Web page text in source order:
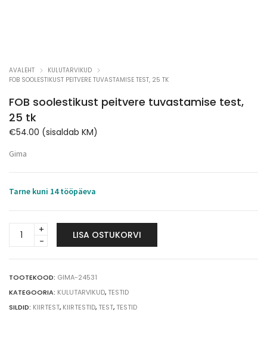
AVALEHT
KULUTARVIKUD
FOB SOOLESTIKUST PEITVERE TUVASTAMISE TEST, 25 TK
FOB soolestikust peitvere tuvastamise test,
25 tk
€54.00 (sisaldab KM)
Gima
Tarne kuni 14 tööpäeva
FOB
soolestikust
test,
25
tk
LISA OSTUKORVI
TOOTEKOOD: GIMA-24531
KATEGOORIA: KULUTARVIKUD, TESTID
SILDID: KIIRTEST, KIIRTESTID, TEST, TESTID